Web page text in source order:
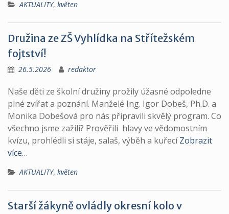
AKTUALITY, květen
Družina ze ZŠ Vyhlídka na Střítežském
fojtství!
26.5.2026 redaktor
Naše děti ze školní družiny prožily úžasné odpoledne
plné zvířat a poznání. Manželé Ing. Igor Dobeš, Ph.D. a
Monika Dobešová pro nás připravili skvělý program. Co
všechno jsme zažili? Prověřili hlavy ve vědomostním
kvízu, prohlédli si stáje, salaš, výběh a kuřecíZobrazit
více…
AKTUALITY, květen
Starší žákyně ovládly okresní kolo v